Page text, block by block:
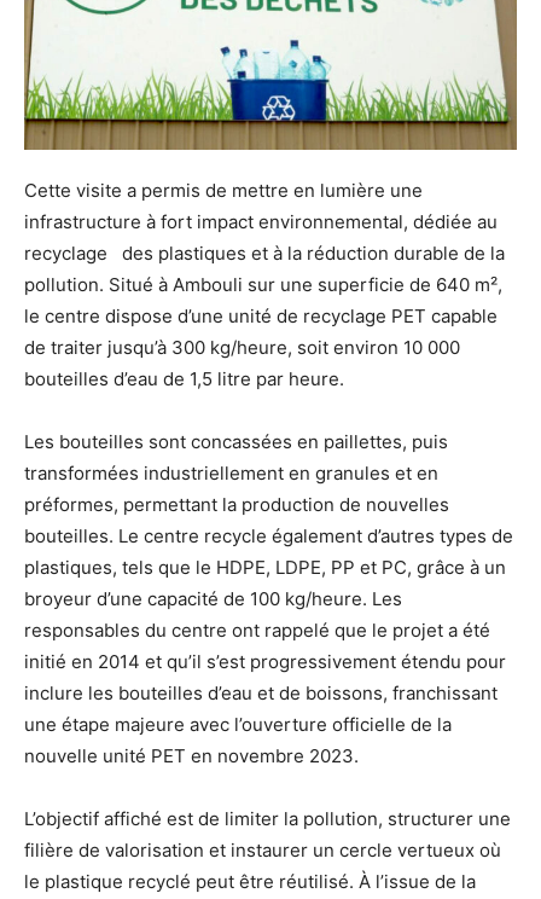
Cette visite a permis de mettre en lumière une
infrastructure à fort impact environnemental, dédiée au
recyclage des plastiques et à la réduction durable de la
pollution. Situé à Ambouli sur une superficie de 640 m²,
le centre dispose d’une unité de recyclage PET capable
de traiter jusqu’à 300 kg/heure, soit environ 10 000
bouteilles d’eau de 1,5 litre par heure.
Les bouteilles sont concassées en paillettes, puis
transformées industriellement en granules et en
préformes, permettant la production de nouvelles
bouteilles. Le centre recycle également d’autres types de
plastiques, tels que le HDPE, LDPE, PP et PC, grâce à un
broyeur d’une capacité de 100 kg/heure. Les
responsables du centre ont rappelé que le projet a été
initié en 2014 et qu’il s’est progressivement étendu pour
inclure les bouteilles d’eau et de boissons, franchissant
une étape majeure avec l’ouverture officielle de la
nouvelle unité PET en novembre 2023.
L’objectif affiché est de limiter la pollution, structurer une
filière de valorisation et instaurer un cercle vertueux où
le plastique recyclé peut être réutilisé. À l’issue de la